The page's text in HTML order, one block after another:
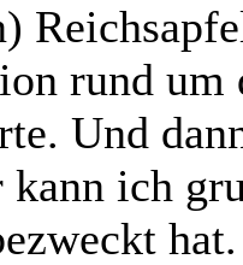
rund
Und
ich